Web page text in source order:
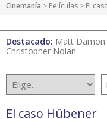
Cinemanía > Películas > El
Destacado: Matt Damon
Christopher Nolan
El caso Hübener